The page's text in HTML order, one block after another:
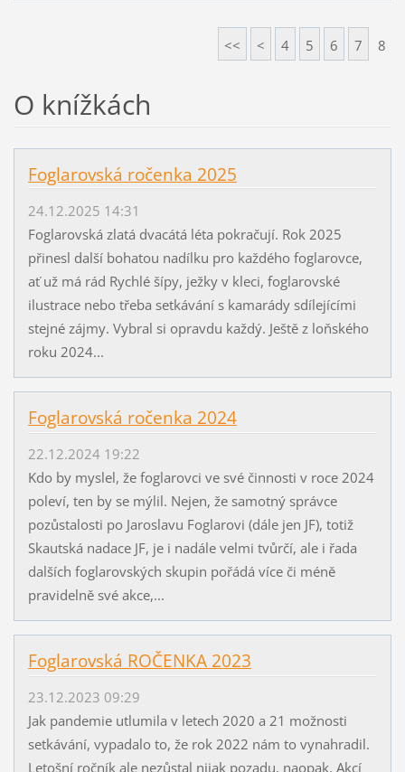
<< < 4 5 6 7 8
O knížkách
Foglarovská ročenka 2025
24.12.2025 14:31
Foglarovská zlatá dvacátá léta pokračují. Rok 2025
přinesl další bohatou nadílku pro každého foglarovce,
ať už má rád Rychlé šípy, ježky v kleci, foglarovské
ilustrace nebo třeba setkávání s kamarády sdílejícími
stejné zájmy. Vybral si opravdu každý. Ještě z loňského
roku 2024...
Foglarovská ročenka 2024
22.12.2024 19:22
Kdo by myslel, že foglarovci ve své činnosti v roce 2024
poleví, ten by se mýlil. Nejen, že samotný správce
pozůstalosti po Jaroslavu Foglarovi (dále jen JF), totiž
Skautská nadace JF, je i nadále velmi tvůrčí, ale i řada
dalších foglarovských skupin pořádá více či méně
pravidelně své akce,...
Foglarovská ROČENKA 2023
23.12.2023 09:29
Jak pandemie utlumila v letech 2020 a 21 možnosti
setkávání, vypadalo to, že rok 2022 nám to vynahradil.
Letošní ročník ale nezůstal nijak pozadu, naopak. Akcí